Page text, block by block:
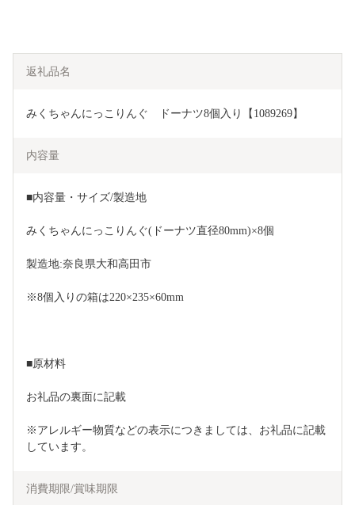
返礼品名
みくちゃんにっこりんぐ　ドーナツ8個入り【1089269】
内容量
■内容量・サイズ/製造地
みくちゃんにっこりんぐ(ドーナツ直径80mm)×8個
製造地:奈良県大和高田市
※8個入りの箱は220×235×60mm
■原材料
お礼品の裏面に記載
※アレルギー物質などの表示につきましては、お礼品に記載
しています。
消費期限/賞味期限